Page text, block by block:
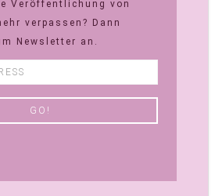
Veröffentlichung von
verpassen? Dann
Newsletter an.